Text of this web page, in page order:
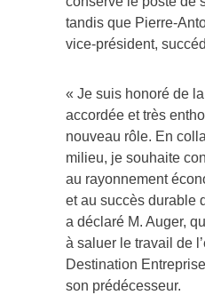
tandis que Pierre-
vice-président,
« Je suis honoré de
accordée et très
nouveau rôle. En
milieu, je souhaite
au rayonnement
et au succès durable
a déclaré M. Auger,
à saluer le travail de
Destination
son prédécesseur.